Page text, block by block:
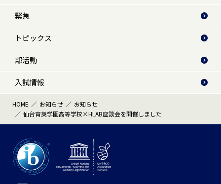
緊急
トピックス
部活動
入試情報
HOME お知らせ
お知らせ
仙台育英学園高等学校×HLAB座談会を開催しました